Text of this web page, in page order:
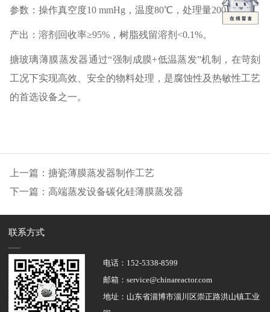
参数‌：操作真空度10 mmHg，温度80℃，处理量200 L/h；
产出‌：溶剂回收率≥95%，树脂残留溶剂<0.1%。
搪玻璃薄膜蒸发器通过“强制成膜+低温蒸发”机制，在苛刻
工况下实现高效、安全的物料处理，是腐蚀性及热敏性工艺
的首选设备之一。
上一篇：搪瓷薄膜蒸发器制作工艺
下一篇：高端蒸发设备碳化硅薄膜蒸发器
联系方式
电话： 152-5338-8599
邮箱：service@chinareactor.com
地址：山东省淄博市淄川区崇正路洪山镇工业